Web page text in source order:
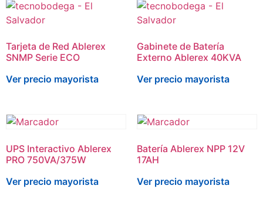
Tarjeta de Red Ablerex
SNMP Serie ECO
Ver precio mayorista
Gabinete de Batería
Externo Ablerex 40KVA
Ver precio mayorista
UPS Interactivo Ablerex
PRO 750VA/375W
Ver precio mayorista
Batería Ablerex NPP 12V
17AH
Ver precio mayorista